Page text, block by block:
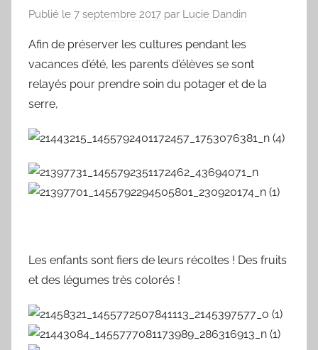
Publié le 7 septembre 2017 par Lucie Dandin
Afin de préserver les cultures pendant les
vacances d’été, les parents d’élèves se sont
relayés pour prendre soin du potager et de la
serre,
Les enfants sont fiers de leurs récoltes ! Des fruits
et des légumes très colorés !